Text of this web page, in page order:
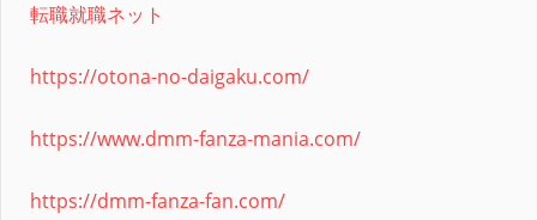
転職就職ネット
https://otona-no-daigaku.com/
https://www.dmm-fanza-mania.com/
https://dmm-fanza-fan.com/